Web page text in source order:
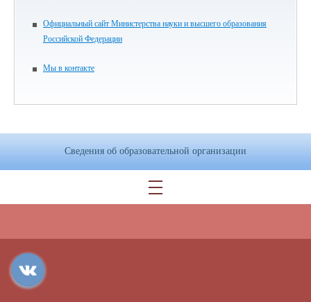
Официальный сайт Министерства науки и высшего образования
Российской Федерации
Мы в контакте
Сведения об образовательной организации